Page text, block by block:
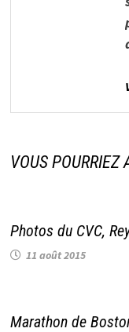
VOUS POURRIEZ
Photos du CVC,
11 août 2015
Marathon de